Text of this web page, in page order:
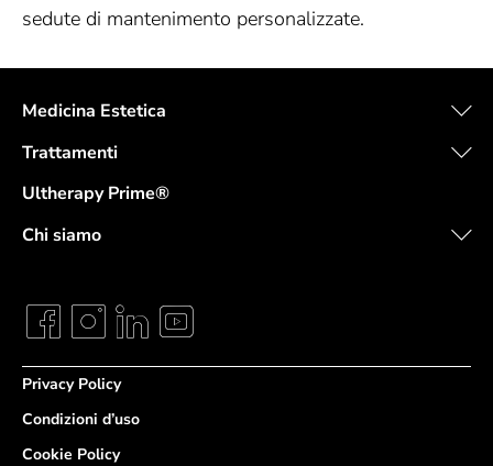
sedute di mantenimento personalizzate.
Medicina Estetica
Trattamenti
Ultherapy Prime®
Chi siamo
Privacy Policy
Condizioni d’uso
Cookie Policy